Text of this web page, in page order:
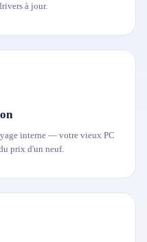
à jour.
interne — votre vieux PC
prix d'un neuf.